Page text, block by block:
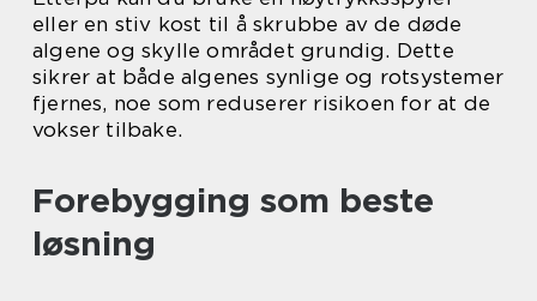
eller en stiv kost til å skrubbe av de døde
algene og skylle området grundig. Dette
sikrer at både algenes synlige og rotsystemer
fjernes, noe som reduserer risikoen for at de
vokser tilbake.
Forebygging som beste
løsning